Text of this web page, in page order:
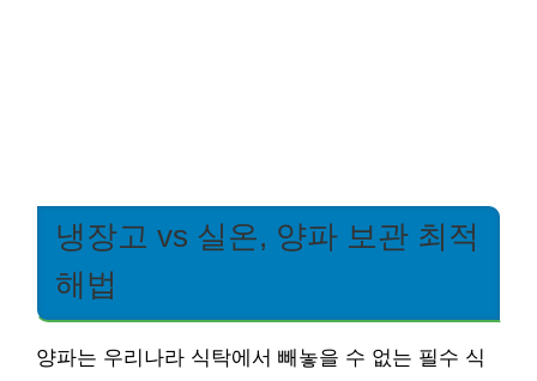
냉장고 vs 실온, 양파 보관 최적
해법
양파는 우리나라 식탁에서 빼놓을 수 없는 필수 식